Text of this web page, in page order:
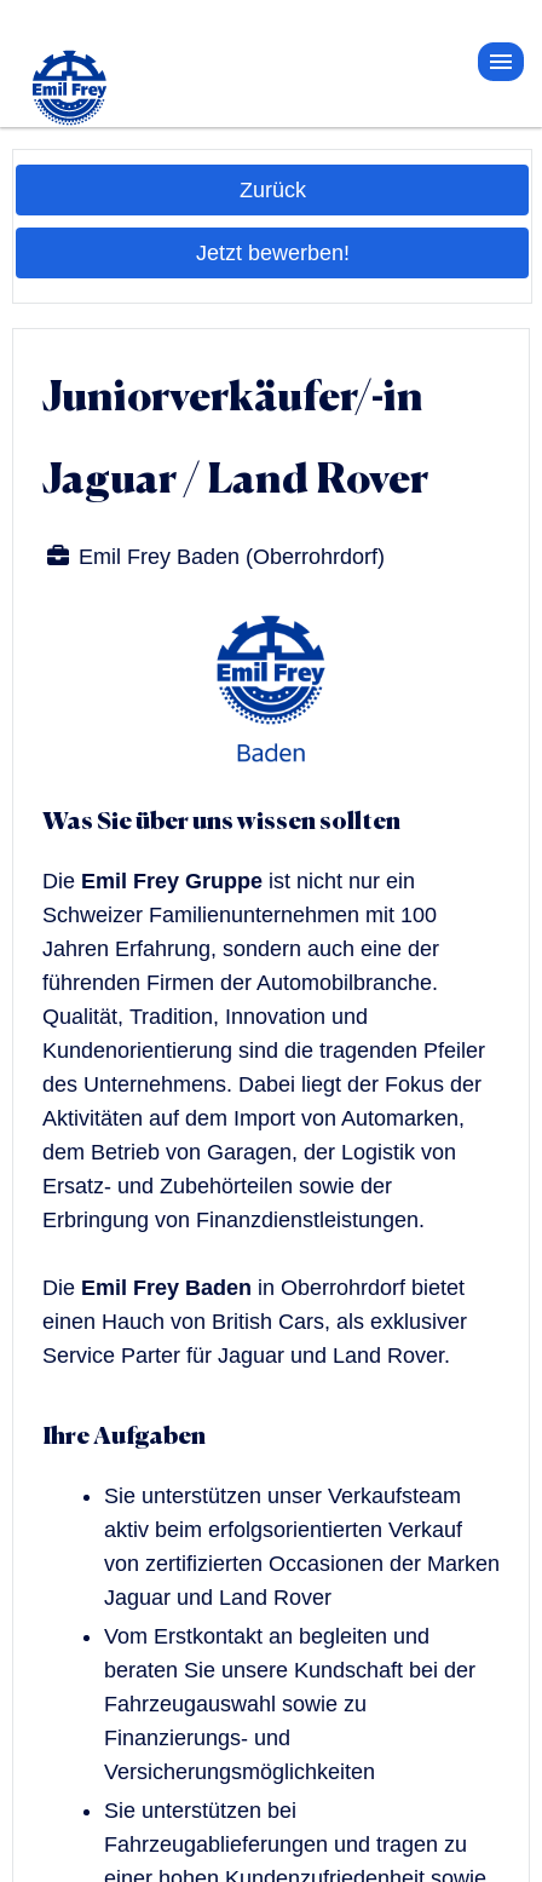
Zurück
Jetzt bewerben!
Juniorverkäufer/-in
Jaguar / Land Rover
Emil Frey Baden (Oberrohrdorf)
Was Sie über uns wissen sollten
Die Emil Frey Gruppe ist nicht nur ein
Schweizer Familienunternehmen mit 100
Jahren Erfahrung, sondern auch eine der
führenden Firmen der Automobilbranche.
Qualität, Tradition, Innovation und
Kundenorientierung sind die tragenden Pfeiler
des Unternehmens. Dabei liegt der Fokus der
Aktivitäten auf dem Import von Automarken,
dem Betrieb von Garagen, der Logistik von
Ersatz- und Zubehörteilen sowie der
Erbringung von Finanzdienstleistungen.
Die Emil Frey Baden in Oberrohrdorf bietet
einen Hauch von British Cars, als exklusiver
Service Parter für Jaguar und Land Rover.
Ihre Aufgaben
Sie unterstützen unser Verkaufsteam
aktiv beim erfolgsorientierten Verkauf
von zertifizierten Occasionen der Marken
Jaguar und Land Rover
Vom Erstkontakt an begleiten und
beraten Sie unsere Kundschaft bei der
Fahrzeugauswahl sowie zu
Finanzierungs- und
Versicherungsmöglichkeiten
Sie unterstützen bei
Fahrzeugablieferungen und tragen zu